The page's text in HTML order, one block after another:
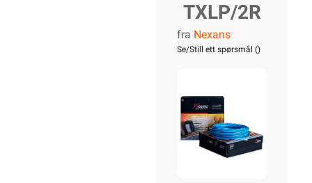
TXLP/2R
Nordic
fra Nexans
Se/Still ett spørsmål ()